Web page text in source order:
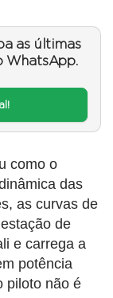
as últimas
WhatsApp.
como o
das
as curvas de
de
e carrega a
potência
piloto não é